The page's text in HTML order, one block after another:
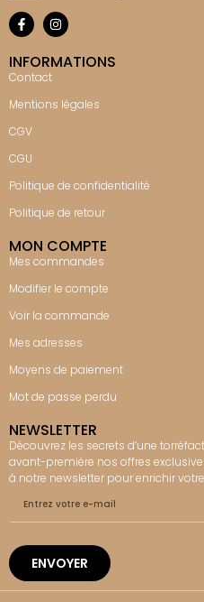
INFORMATIONS
Contact
Mentions légales
CGV
CGU
Politique de confidentialité
Politique de retour
MON COMPTE
Mes commandes
Modifier le compte
Voir la commande
Mes adresses
Moyens de paiement
Mot de passe perdu
NEWSLETTER
Découvrez les secrets d’une
avant-première nos offres
à notre newsletter pour enrichir
ENVOYER